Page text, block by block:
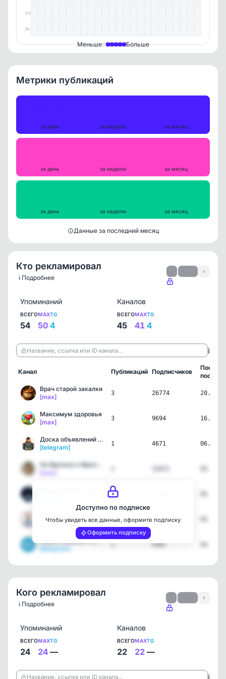
Сб
Вс
Меньше Больше
Метрики публикаций
за день за неделю за месяц
за день за неделю за месяц
за день за неделю за месяц
Данные за последний месяц
Кто рекламировал
ℹ️ Подробнее
›
Упоминаний
ВСЕГО
54
MAX
50
TG
4
Каналов
ВСЕГО
45
MAX
41
TG
4
Название, ссылка или ID канала… ℹ️
Канал Публикаций Подписчиков
пост
Врач старой закалки
[max]
3 26774
Максимум здоровья
[max]
3 9694
Доска объявлений «ДеДа»
[telegram]
1 4671
1
[max]
2 7007
Биржа каналов Telegram/M…
[telegram]
1 9381
Доступно по подписке
Чтобы увидеть все данные, оформите подписку
Оформить подписку
Кого рекламировал
ℹ️ Подробнее
›
Упоминаний
ВСЕГО
24
MAX
24
TG
—
Каналов
ВСЕГО
22
MAX
22
TG
—
Название, ссылка или ID канала… ℹ️